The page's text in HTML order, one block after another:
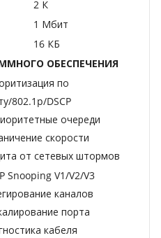
2 К
1 Мбит
16 КБ
ОБЕСПЕЧЕНИЯ
по
802.1p/DSCP
очереди
скорости
от сетевых штормов
Snooping V1/V2/V3
каналов
порта
кабеля